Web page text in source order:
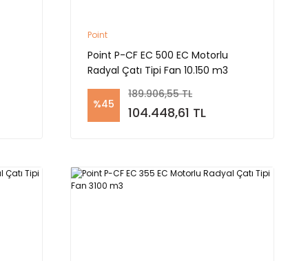
Point
Point P-CF EC 500 EC Motorlu
Radyal Çatı Tipi Fan 10.150 m3
%45
189.906,55 TL
104.448,61 TL